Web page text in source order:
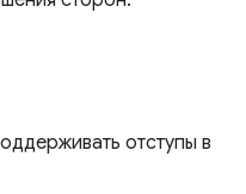
отступы в